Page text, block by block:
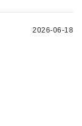
2026-06-18